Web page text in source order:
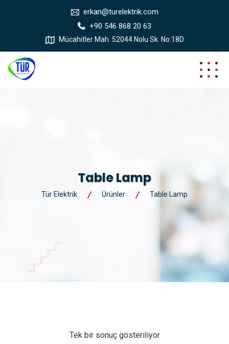
erkan@turelektrik.com
+90 546 868 20 63
Mücahitler Mah. 52044 Nolu Sk. No:18D
Table Lamp
Tür Elektrik Ürünler Table Lamp
Tek bir sonuç gösteriliyor